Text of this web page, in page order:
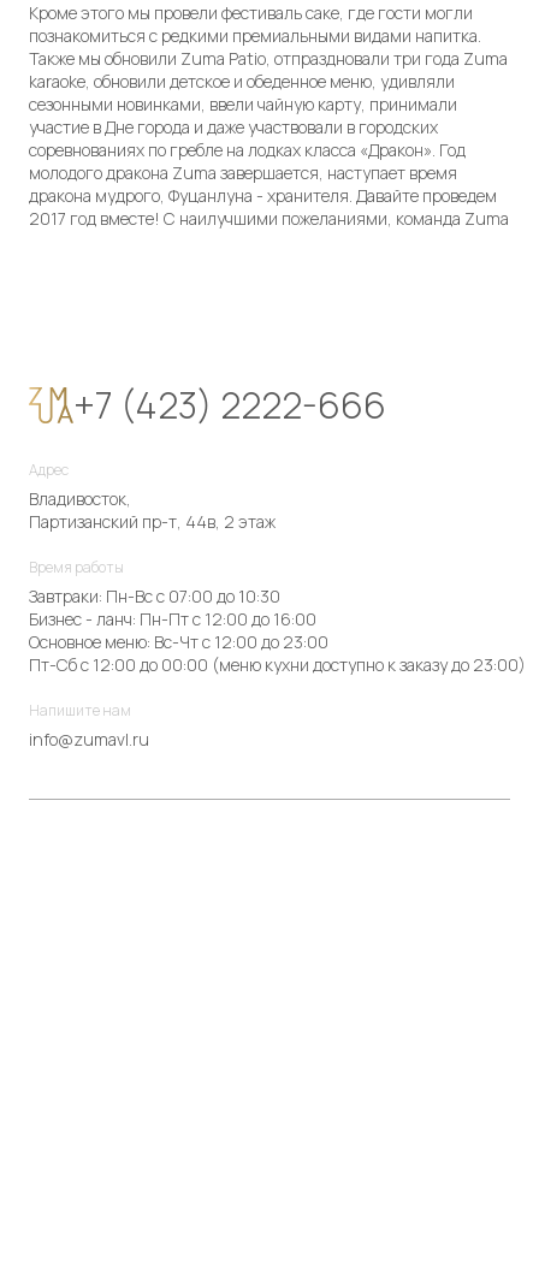
Кроме этого мы провели фестиваль саке, где гости могли
познакомиться с редкими премиальными видами напитка.
Также мы обновили Zuma Patio, отпраздновали три года Zuma
karaoke, обновили детское и обеденное меню, удивляли
сезонными новинками, ввели чайную карту, принимали
участие в Дне города и даже участвовали в городских
соревнованиях по гребле на лодках класса «Дракон». Год
молодого дракона Zuma завершается, наступает время
дракона мудрого, Фуцанлуна - хранителя. Давайте проведем
2017 год вместе! С наилучшими пожеланиями, команда Zuma
+7 (423) 2222-666
Адрес
Владивосток,
Партизанский пр-т, 44в, 2 этаж
Время работы
Завтраки: Пн-Вс с 07:00 до 10:30
Бизнес - ланч: Пн-Пт с 12:00 до 16:00
Основное меню: Вс-Чт с 12:00 до 23:00
Пт-Сб с 12:00 до 00:00 (меню кухни доступно к заказу до 23:00)
Напишите нам
info@zumavl.ru